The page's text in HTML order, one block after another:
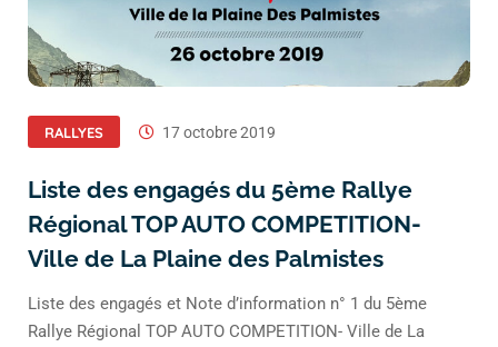
RALLYES 17 octobre 2019
Liste des engagés du 5ème Rallye
Régional TOP AUTO COMPETITION-
Ville de La Plaine des Palmistes
Liste des engagés et Note d’information n° 1 du 5ème
Rallye Régional TOP AUTO COMPETITION- Ville de La